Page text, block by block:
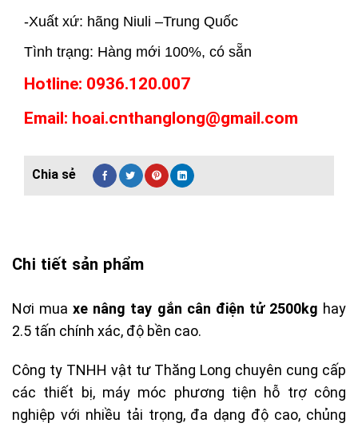
-Xuất xứ: hãng Niuli –Trung Quốc
Tình trạng: Hàng mới 100%, có sẵn
Hotline: 0936.120.007
Email: hoai.cnthanglong@gmail.com
Chi tiết sản phẩm
Nơi muaxe nâng tay gắn cân điện tử 2500kg hay
2.5 tấn chính xác, độ bền cao.
Công ty TNHH vật tư Thăng Long chuyên cung cấp
các thiết bị, máy móc phương tiện hỗ trợ công
nghiệp với nhiều tải trọng, đa dạng độ cao, chủng